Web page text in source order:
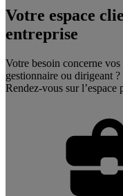
Votre espace
entreprise
Votre besoin concerne vos
gestionnaire ou dirigeant ?
Rendez-vous sur l’espace